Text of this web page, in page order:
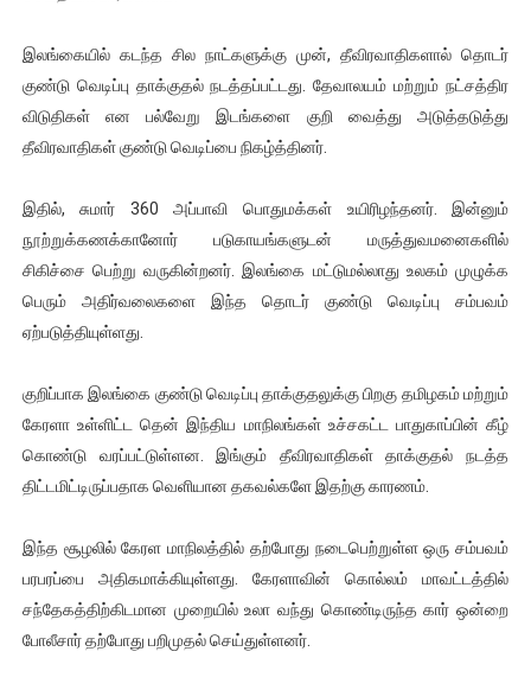
காணாமல் போகும் பிள்ளையார்கள்!
குண்டை தூக்கிப்போட்ட ஆய்வு…. இந்தியாவின் “கோவிஷீல்டு”
ஏர்போர்ட்டில் உதைத்த நபர் யார், என்ன நடந்தது?: உண்மையை
இலங்கையில் கடந்த சில நாட்களுக்கு முன், தீவிரவாதிகளால் தொடர்
குண்டு வெடிப்பு தாக்குதல் நடத்தப்பட்டது. தேவாலயம் மற்றும் நட்சத்திர
விடுதிகள் என பல்வேறு இடங்களை குறி வைத்து அடுத்தடுத்து
தீவிரவாதிகள் குண்டு வெடிப்பை நிகழ்த்தினர்.
இதில், சுமார் 360 அப்பாவி பொதுமக்கள் உயிரிழந்தனர். இன்னும்
நூற்றுக்கணக்கானோர் படுகாயங்களுடன் மருத்துவமனைகளில்
சிகிச்சை பெற்று வருகின்றனர். இலங்கை மட்டுமல்லாது உலகம் முழுக்க
பெரும் அதிர்வலைகளை இந்த தொடர் குண்டு வெடிப்பு சம்பவம்
ஏற்படுத்தியுள்ளது.
குறிப்பாக இலங்கை குண்டு வெடிப்பு தாக்குதலுக்கு பிறகு தமிழகம் மற்றும்
கேரளா உள்ளிட்ட தென் இந்திய மாநிலங்கள் உச்சகட்ட பாதுகாப்பின் கீழ்
கொண்டு வரப்பட்டுள்ளன. இங்கும் தீவிரவாதிகள் தாக்குதல் நடத்த
திட்டமிட்டிருப்பதாக வெளியான தகவல்களே இதற்கு காரணம்.
இந்த சூழலில் கேரள மாநிலத்தில் தற்போது நடைபெற்றுள்ள ஒரு சம்பவம்
பரபரப்பை அதிகமாக்கியுள்ளது. கேரளாவின் கொல்லம் மாவட்டத்தில்
சந்தேகத்திற்கிடமான முறையில் உலா வந்து கொண்டிருந்த கார் ஒன்றை
போலீசார் தற்போது பறிமுதல் செய்துள்ளனர்.